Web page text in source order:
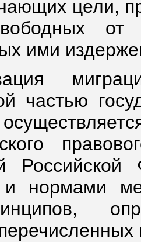
цели,
от
ими
частью
и нормами